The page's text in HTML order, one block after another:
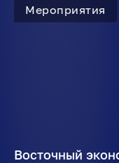
Мероприятия
Восточный